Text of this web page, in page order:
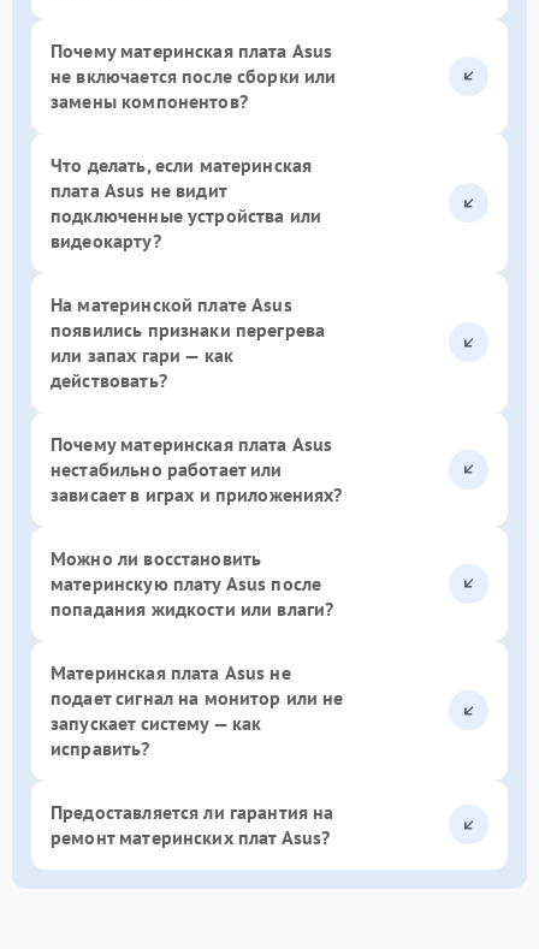
Почему материнская плата Asus
не включается после сборки или
замены компонентов?
Что делать, если материнская
плата Asus не видит
подключенные устройства или
видеокарту?
На материнской плате Asus
появились признаки перегрева
или запах гари — как
действовать?
Почему материнская плата Asus
нестабильно работает или
зависает в играх и приложениях?
Можно ли восстановить
материнскую плату Asus после
попадания жидкости или влаги?
Материнская плата Asus не
подает сигнал на монитор или не
запускает систему — как
исправить?
Предоставляется ли гарантия на
ремонт материнских плат Asus?